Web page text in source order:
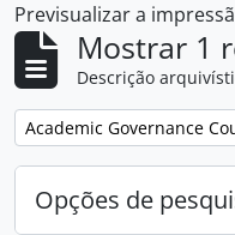
Previsualizar a
Mostrar 1
Descrição
Remove filter:
Academic Governance
Opções de